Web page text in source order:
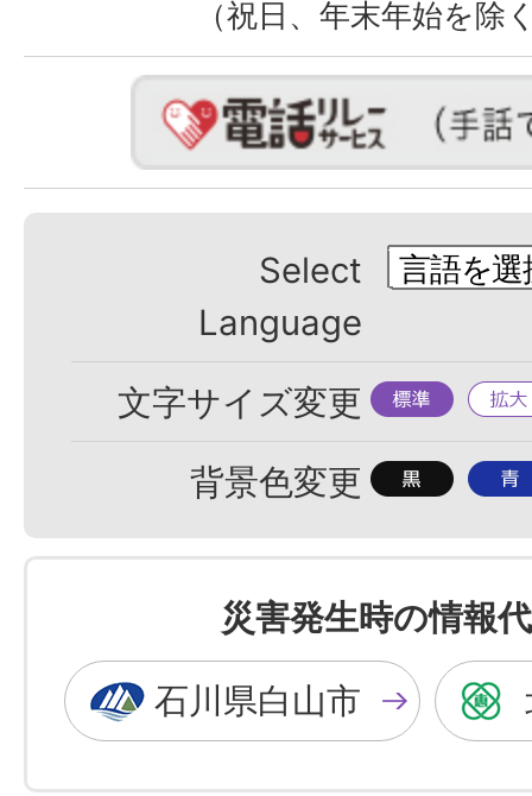
（祝日、年末年始を除
Select
Language
文字サイズ変更 標
準
拡
大
背景色変更 背
色
を
黒
色
に
背
色
を
青
色
に
災害発生時の情報
石川県白山市